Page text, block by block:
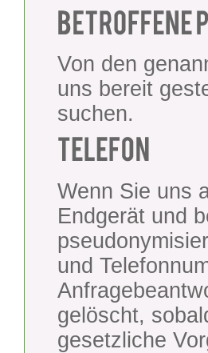
Von den
uns bereit
suchen.
Wenn Sie uns
Endgerät und
und
gelöscht,
gesetzliche